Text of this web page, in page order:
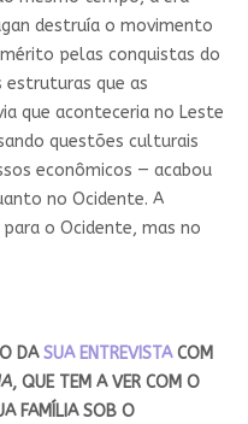
destruía o movimento
pelas conquistas do
estruturas que as
que aconteceria no Leste
questões culturais
econômicos — acabou
no Ocidente. A
o Ocidente, mas no
DASUA ENTREVISTACOM
, QUE TEM A VER COM O
FAMÍLIA SOB O